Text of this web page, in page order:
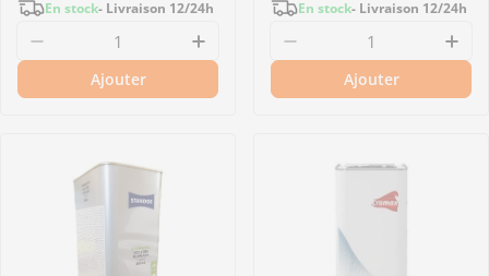
régulier
En stock- Livraison 12/24h
Diminuer la quantité pour KIT_8-714 - Vernis
Augmenter la quantité pour
Ajouter
régulier
En stock- Livraison 12/24h
Diminuer la
Ajouter